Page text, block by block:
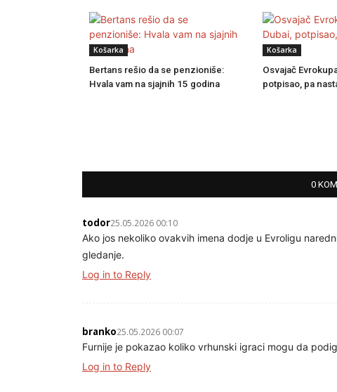
Košarka
Bertans rešio da se penzioniše:
Hvala vam na sjajnih 15 godina
Košarka
Osvajač
potpisao, pa
0
todor25.05.2026 00:10
Ako jos nekoliko ovakvih imena dodje u Evroligu
gledanje.
Log in to Reply
branko25.05.2026 00:07
Furnije je pokazao koliko vrhunski igraci mogu da
Log in to Reply